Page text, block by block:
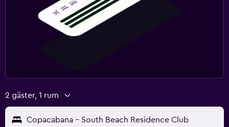
2 gäster, 1 rum
Copacabana - South Beach Residence Club